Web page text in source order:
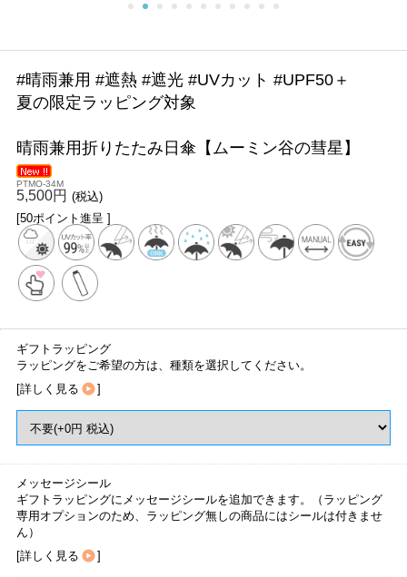
#晴雨兼用 #遮熱 #遮光 #UVカット #UPF50＋
夏の限定ラッピング対象
晴雨兼用折りたたみ日傘【ムーミン谷の彗星】
PTMO-34M
5,500円 (税込)
[50ポイント進呈 ]
ギフトラッピング
ラッピングをご希望の方は、種類を選択してください。
[詳しく見る ]
メッセージシール
ギフトラッピングにメッセージシールを追加できます。（ラッピング
専用オプションのため、ラッピング無しの商品にはシールは付きませ
ん）
[詳しく見る ]